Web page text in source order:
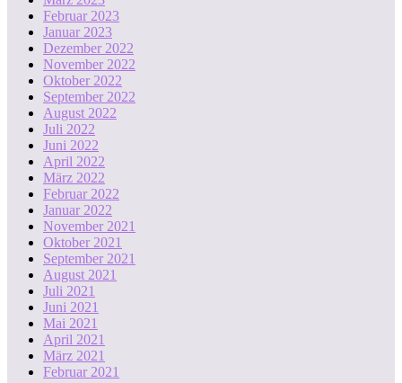
Februar 2023
Januar 2023
Dezember 2022
November 2022
Oktober 2022
September 2022
August 2022
Juli 2022
Juni 2022
April 2022
März 2022
Februar 2022
Januar 2022
November 2021
Oktober 2021
September 2021
August 2021
Juli 2021
Juni 2021
Mai 2021
April 2021
März 2021
Februar 2021